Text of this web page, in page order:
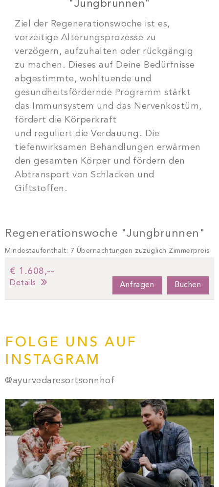
"Jungbrunnen"
Ziel der Regenerationswoche ist es,
vorzeitige Alterungsprozesse zu
verzögern, aufzuhalten oder rückgängig
zu machen. Dieses auf Deine Bedürfnisse
abgestimmte, wohltuende und
gesundheitsfördernde Programm stärkt
das Immunsystem und das Nervenkostüm,
fördert die Körperkraft
und reguliert die Verdauung. Die
tiefenwirksamen Behandlungen erwärmen
den gesamten Körper und fördern den
Abtransport von Schlacken und
Giftstoffen.
Regenerationswoche "Jungbrunnen"
Mindestaufenthalt: 7 Übernachtungen zuzüglich Zimmerpreis
€ 1.608,--
Buchen
Anfragen
Details
FOLGE UNS AUF
INSTAGRAM
@ayurvedaresortsonnhof